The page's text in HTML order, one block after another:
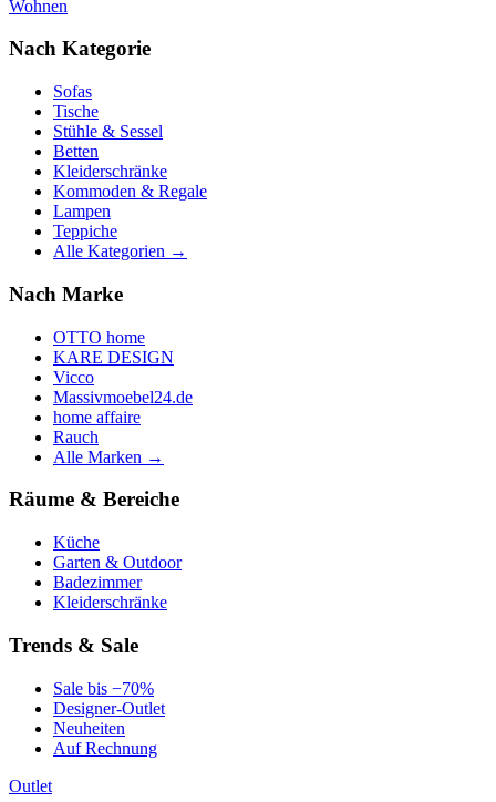
Wohnen
Nach Kategorie
Sofas
Tische
Stühle & Sessel
Betten
Kleiderschränke
Kommoden & Regale
Lampen
Teppiche
Alle Kategorien →
Nach Marke
OTTO home
KARE DESIGN
Vicco
Massivmoebel24.de
home affaire
Rauch
Alle Marken →
Räume & Bereiche
Küche
Garten & Outdoor
Badezimmer
Kleiderschränke
Trends & Sale
Sale bis −70%
Designer-Outlet
Neuheiten
Auf Rechnung
Outlet